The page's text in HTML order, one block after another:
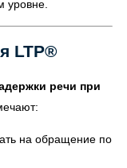
уровне.
LTP®
речи при
на обращение по